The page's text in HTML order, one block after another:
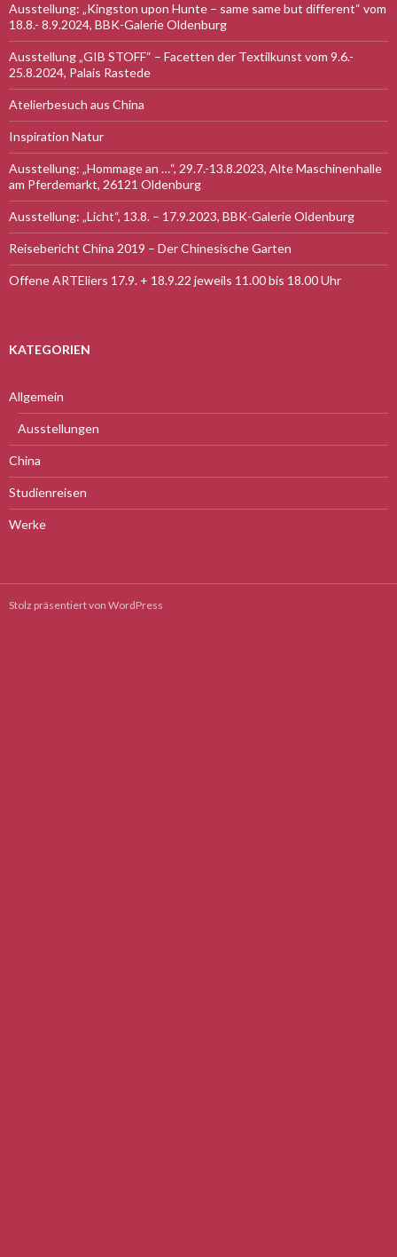
Ausstellung: „Kingston upon Hunte – same same but different“ vom
18.8.- 8.9.2024, BBK-Galerie Oldenburg
Ausstellung „GIB STOFF“ – Facetten der Textilkunst vom 9.6.-
25.8.2024, Palais Rastede
Atelierbesuch aus China
Inspiration Natur
Ausstellung: „Hommage an …“, 29.7.-13.8.2023, Alte Maschinenhalle
am Pferdemarkt, 26121 Oldenburg
Ausstellung: „Licht“, 13.8. – 17.9.2023, BBK-Galerie Oldenburg
Reisebericht China 2019 – Der Chinesische Garten
Offene ARTEliers 17.9. + 18.9.22 jeweils 11.00 bis 18.00 Uhr
KATEGORIEN
Allgemein
Ausstellungen
China
Studienreisen
Werke
Stolz präsentiert von WordPress